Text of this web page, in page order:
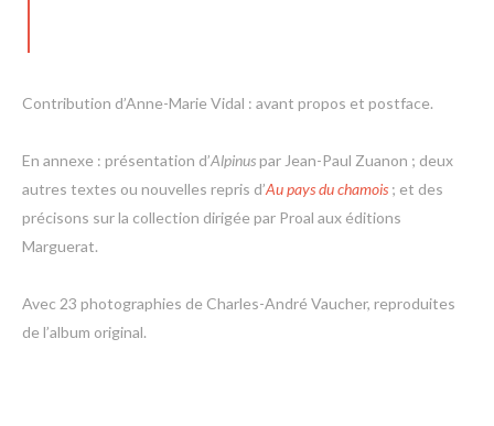
Contribution d’Anne-Marie Vidal : avant propos et postface.
En annexe : présentation d’Alpinuspar Jean-Paul Zuanon ; deux
autres textes ou nouvelles repris d’Au pays du chamois ; et des
précisons sur la collection dirigée par Proal aux éditions
Marguerat.
Avec 23 photographies de Charles-André Vaucher, reproduites
de l’album original.